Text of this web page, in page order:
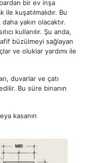
bir ev inşa
kuşatılmalıdır. Bu
yakın olacaktır.
kullanılır. Şu anda,
büzülmeyi sağlayan
ve oluklar yardımı ile
duvarlar ve çatı
Bu süre binanın
kasanın